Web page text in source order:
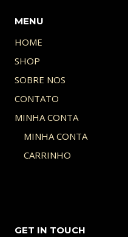
MENU
HOME
SHOP
SOBRE NOS
CONTATO
MINHA CONTA
MINHA CONTA
CARRINHO
GET IN TOUCH